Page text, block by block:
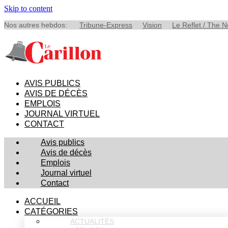
Skip to content
Nos autres hebdos: Tribune-Express Vision Le Reflet / The
AVIS PUBLICS
AVIS DE DÉCÈS
EMPLOIS
JOURNAL VIRTUEL
CONTACT
Avis publics
Avis de décès
Emplois
Journal virtuel
Contact
ACCUEIL
CATÉGORIES
ACTUALITÉS